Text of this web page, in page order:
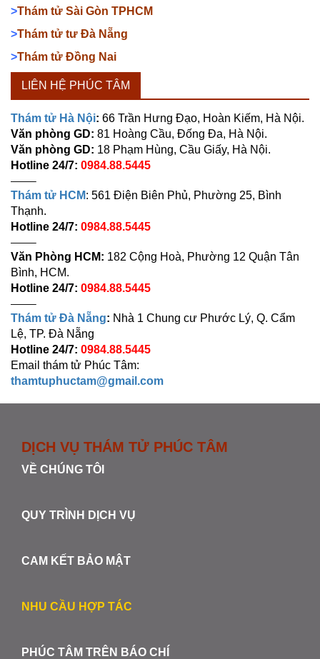
>Thám tử Sài Gòn TPHCM
>Thám tử tư Đà Nẵng
>Thám tử Đồng Nai
LIÊN HỆ PHÚC TÂM
Thám tử Hà Nội: 66 Trần Hưng Đạo, Hoàn Kiếm, Hà Nội.
Văn phòng GD: 81 Hoàng Cầu, Đống Đa, Hà Nội.
Văn phòng GD: 18 Phạm Hùng, Cầu Giấy, Hà Nội.
Hotline 24/7: 0984.88.5445
——–
Thám tử HCM: 561 Điện Biên Phủ, Phường 25, Bình
Thạnh.
Hotline 24/7: 0984.88.5445
——–
Văn Phòng HCM: 182 Cộng Hoà, Phường 12 Quận Tân
Bình, HCM.
Hotline 24/7: 0984.88.5445
——–
Thám tử Đà Nẵng: Nhà 1 Chung cư Phước Lý, Q. Cẩm
Lệ, TP. Đà Nẵng
Hotline 24/7: 0984.88.5445
Email thám tử Phúc Tâm:
thamtuphuctam@gmail.com
DỊCH VỤ THÁM TỬ PHÚC TÂM
VỀ CHÚNG TÔI
QUY TRÌNH DỊCH VỤ
CAM KẾT BẢO MẬT
NHU CẦU HỢP TÁC
PHÚC TÂM TRÊN BÁO CHÍ